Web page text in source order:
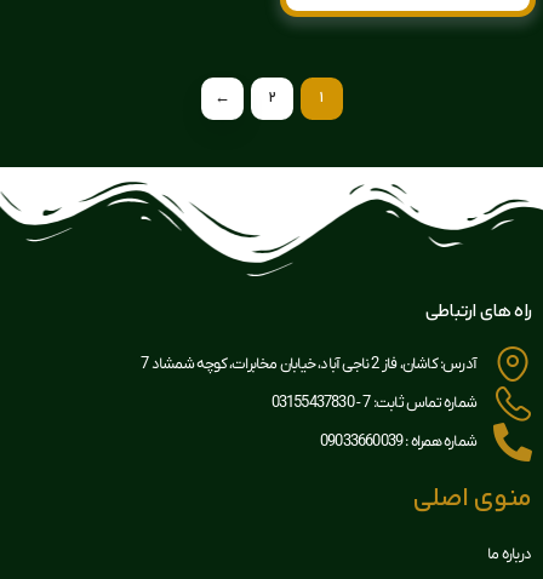
1
2
←
راه های ارتباطی
آدرس: کاشان، فاز 2 ناجی آباد، خیابان مخابرات، کوچه شمشاد 7
شماره تماس ثابت: 7 - 03155437830
شماره همراه : 09033660039
منوی اصلی
درباره ما